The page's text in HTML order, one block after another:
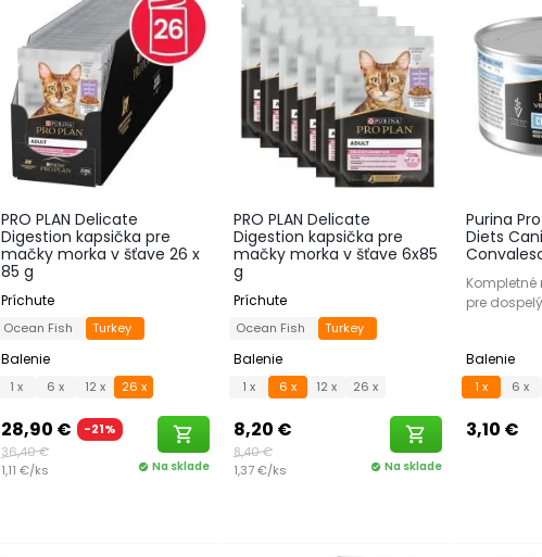
PRO PLAN Delicate
Digestion kapsička pre
mačky morka v šťave 26 x
85 g
Príchute
Ocean Fish Turkey
Balenie
1 x 6 x 12 x 26 x
28,90 €
-21%
36,40 €
shopping_cart
1,11 €/ks check_circle Na sklade
PRO PLAN Delicate
Digestion kapsička pre
mačky morka v šťave 6x85
g
Príchute
Ocean Fish Turkey
Balenie
1 x 6 x 12 x 26 x
8,20 €
8,40 €
shopping_cart
1,37 €/ks check_circle Na sklade
Purina
Diets
Kompletné
pre
Balenie
1 x 6 x
3,10 €